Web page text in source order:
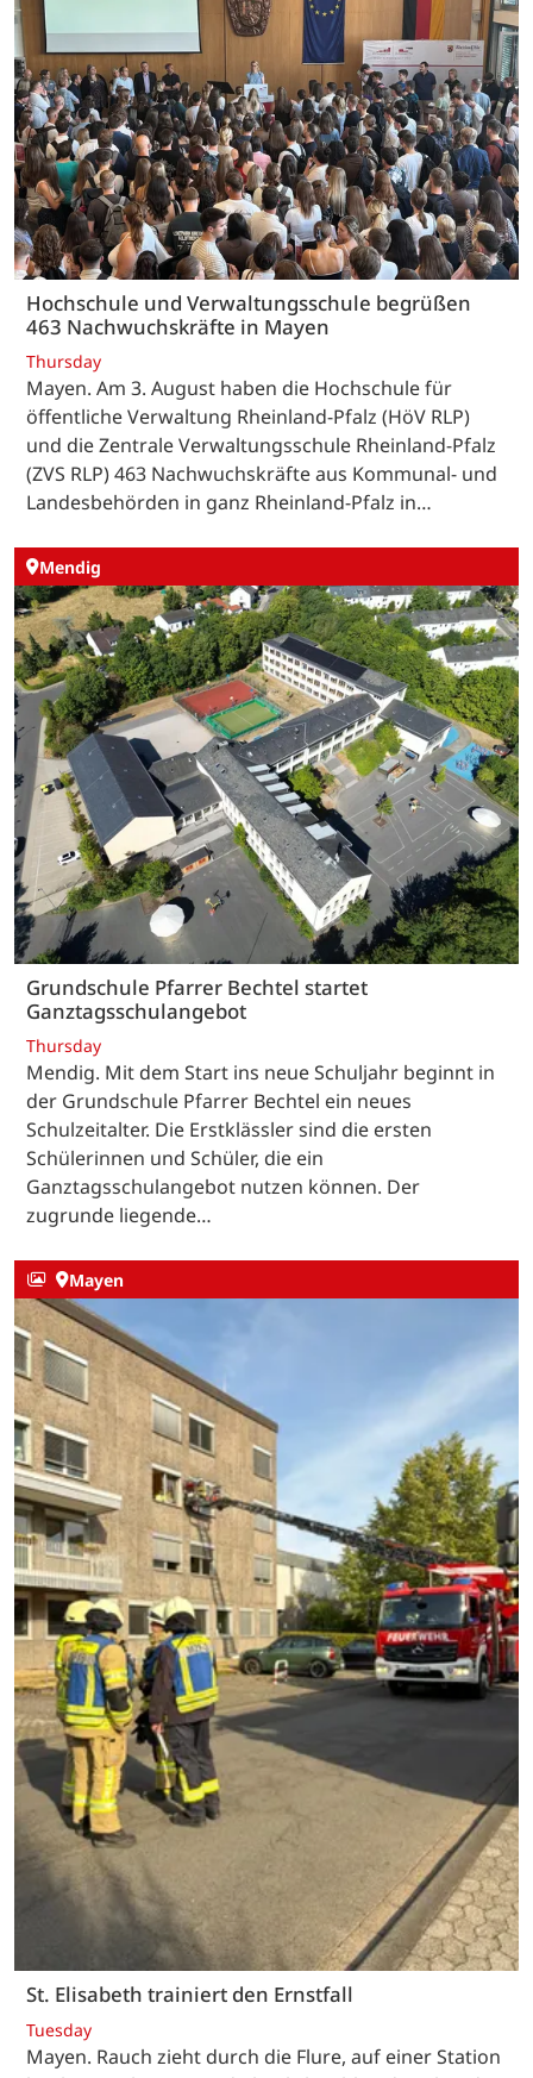
Hochschule und Verwaltungsschule begrüßen
463 Nachwuchskräfte in Mayen
Thursday
Mayen. Am 3. August haben die Hochschule für
öffentliche Verwaltung Rheinland-Pfalz (HöV RLP)
und die Zentrale Verwaltungsschule Rheinland-Pfalz
(ZVS RLP) 463 Nachwuchskräfte aus Kommunal- und
Landesbehörden in ganz Rheinland-Pfalz in…
Mendig
Grundschule Pfarrer Bechtel startet
Ganztagsschulangebot
Thursday
Mendig. Mit dem Start ins neue Schuljahr beginnt in
der Grundschule Pfarrer Bechtel ein neues
Schulzeitalter. Die Erstklässler sind die ersten
Schülerinnen und Schüler, die ein
Ganztagsschulangebot nutzen können. Der
zugrunde liegende…
Mayen
St. Elisabeth trainiert den Ernstfall
Tuesday
Mayen. Rauch zieht durch die Flure, auf einer Station